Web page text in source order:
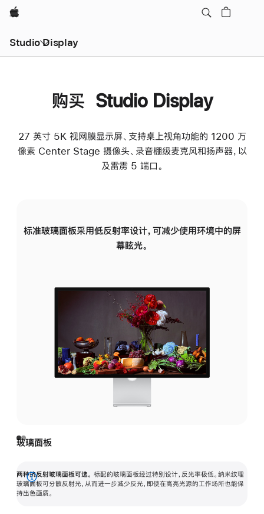
Apple
Studio Display
购买 Studio Display
27 英寸 5K 视网膜显示屏、支持桌上视角功能的 1200 万
像素 Center Stage 摄像头、录音棚级麦克风和扬声器，以
及雷雳 5 端口。
标准玻璃面板采用低反射率设计，可减少使用环境中的屏
幕眩光。
玻璃面板
两种抗反射玻璃面板可选。 标配的玻璃面板经过特别设计，反光率极低。纳米纹理
玻璃面板可分散反射光，从而进一步减少反光，即使在高亮光源的工作场所也能保
持出色画质。
展
开